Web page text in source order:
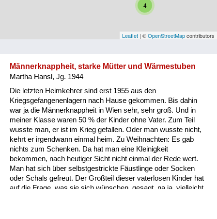
Vorarlberg
Besatzungsmächte
Frauen, Mütter, Kinder
Versorgung
Heimkehrer
Fluchtgeschichten
4
Leaflet | ©OpenStreetMapcontributors
Männerknappheit, starke Mütter und Wärmestuben
Martha Hansl, Jg. 1944
Die letzten Heimkehrer sind erst 1955 aus den
Kriegsgefangenenlagern nach Hause gekommen. Bis dahin
war ja die Männerknappheit in Wien sehr, sehr groß. Und in
meiner Klasse waren 50 % der Kinder ohne Vater. Zum Teil
wusste man, er ist im Krieg gefallen. Oder man wusste nicht,
kehrt er irgendwann einmal heim. Zu Weihnachten: Es gab
nichts zum Schenken. Da hat man eine Kleinigkeit
bekommen, nach heutiger Sicht nicht einmal der Rede wert.
Man hat sich über selbstgestrickte Fäustlinge oder Socken
oder Schals gefreut. Der Großteil dieser vaterlosen Kinder hat
auf die Frage, was sie sich wünschen, gesagt, na ja, vielleicht